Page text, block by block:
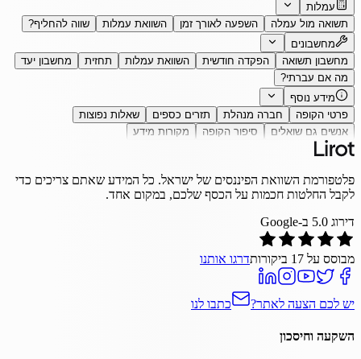
עמלות
תשואה מול עמלה
השפעה לאורך זמן השוואת עמלות
שווה להחליף?
מחשבונים
מחשבון תשואה
הפקדה חודשית השוואת עמלות תחזית
מחשבון יעד
מה אם עברתי?
מידע נוסף
פרטי הקופה
חברה מנהלת תזרים כספים
שאלות נפוצות
אנשים גם שואלים
סיפור הקופה מקורות מידע
פלטפורמת השוואת הפיננסים של ישראל. כל המידע שאתם צריכים כדי
לקבל החלטות חכמות על הכסף שלכם, במקום אחד.
דירוג 5.0 ב-Google
מבוסס על 17 ביקורותדרגו אותנו
יש לכם הצעה לאתר? כתבו לנו
השקעה וחיסכון